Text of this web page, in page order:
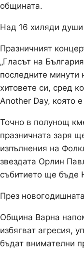
общината.
Над 16 хиляди
Празничният
„Гласът на
последните минути
хитовете си, сред
Another Day, която
Точно в полунощ
празничната заря
изпълнения на
звездата Орлин
събитието ще бъде
През
Община Варна
избягват агресия,
бъдат внимателни